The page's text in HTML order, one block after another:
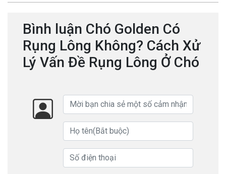
Bình luận Chó Golden Có
Rụng Lông Không? Cách Xử
Lý Vấn Đề Rụng Lông Ở Chó